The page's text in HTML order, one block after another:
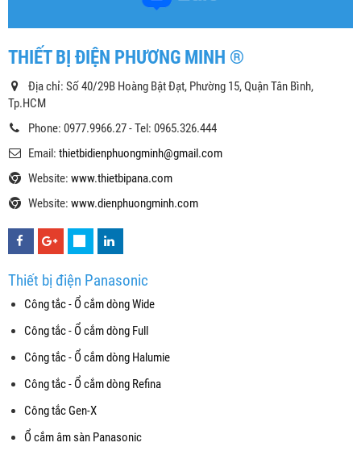
THIẾT BỊ ĐIỆN PHƯƠNG MINH ®
Địa chỉ: Số 40/29B Hoàng Bật Đạt, Phường 15, Quận Tân Bình,
Tp.HCM
Phone: 0977.9966.27 - Tel: 0965.326.444
Email: thietbidienphuongminh@gmail.com
Website: www.thietbipana.com
Website: www.dienphuongminh.com
Thiết bị điện Panasonic
Công tắc - Ổ cắm dòng Wide
Công tắc - Ổ cắm dòng Full
Công tắc - Ổ cắm dòng Halumie
Công tắc - Ổ cắm dòng Refina
Công tắc Gen-X
Ổ cắm âm sàn Panasonic